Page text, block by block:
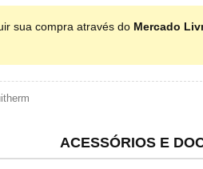
sua compra através do Mercado
ACESSÓRIOS E